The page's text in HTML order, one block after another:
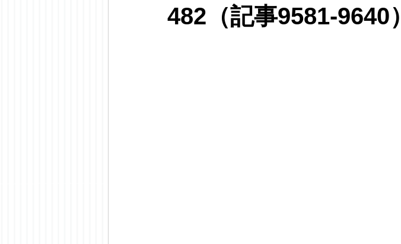
482（記事9581-9640）